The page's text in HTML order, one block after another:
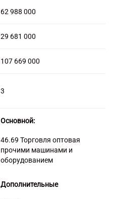
62 988 000
29 681 000
107 669 000
3
Основной:
46.69 Торговля оптовая
прочими машинами и
оборудованием
Дополнительные